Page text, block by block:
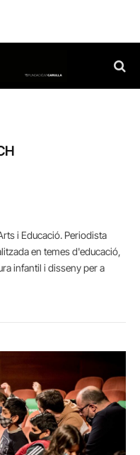
i Educació. Periodista
en temes d'educació,
infantil i disseny per a